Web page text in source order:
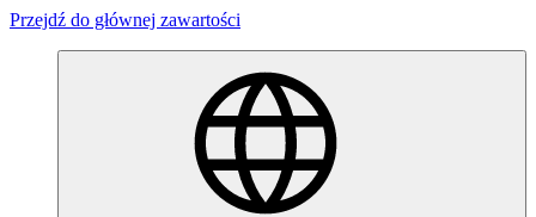
Przejdź do głównej zawartości